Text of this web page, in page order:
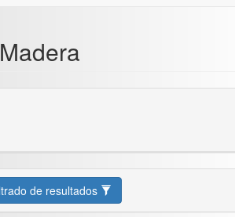
de resultados